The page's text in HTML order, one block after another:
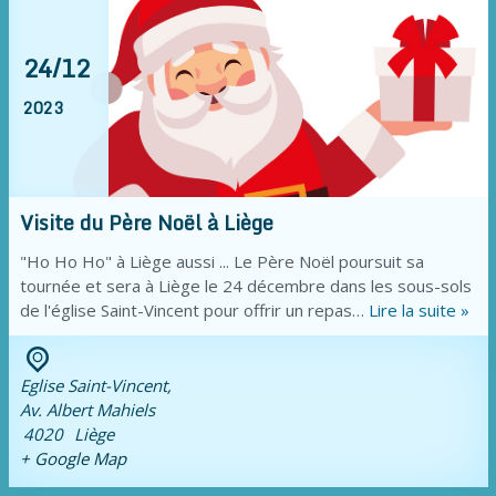
24/12
2023
Visite du Père Noël à Liège
"Ho Ho Ho" à Liège aussi ... Le Père Noël poursuit sa
tournée et sera à Liège le 24 décembre dans les sous-sols
de l'église Saint-Vincent pour offrir un repas… Lire la suite »
Eglise Saint-Vincent,
Av. Albert Mahiels
4020 Liège
+ Google Map